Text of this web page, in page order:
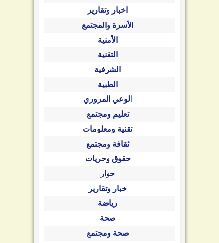
اخبار وتقارير
الأسرة والمجتمع
الأمنية
التقنية
الشرفية
الطبية
الوعي المروري
تعليم ومجتمع
تقنية ومعلومات
ثقافة ومجتمع
حقوق وحريات
حوار
خبار وتقارير
رياضة
صحة
صحة ومجتمع